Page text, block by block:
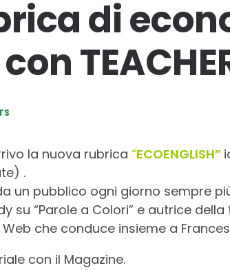
di
la nuova rubrica “ECOENGLISH”
.
un pubblico ogni giorno sempre
su “Parole a Colori” e autrice
che conduce insieme a
con il Magazine.